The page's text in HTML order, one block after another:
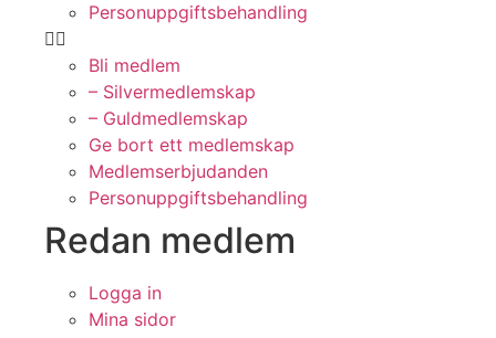
Personuppgiftsbehandling
Bli medlem
– Silvermedlemskap
– Guldmedlemskap
Ge bort ett medlemskap
Medlemserbjudanden
Personuppgiftsbehandling
Redan medlem
Logga in
Mina sidor